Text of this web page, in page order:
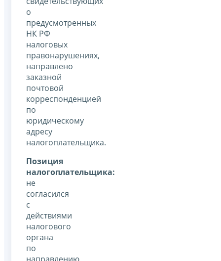
о
предусмотренных
НК РФ
налоговых
правонарушениях,
направлено
заказной
почтовой
корреспонденцией
по
юридическому
адресу
налогоплательщика.
Позиция
налогоплательщика:
не
согласился
с
действиями
налогового
органа
по
направлению